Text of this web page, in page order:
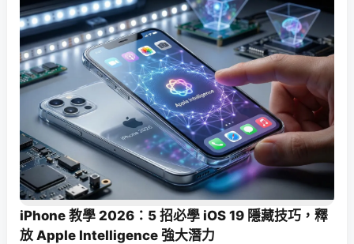
iPhone 教學 2026：5 招必學 iOS 19 隱藏技巧，釋
放 Apple Intelligence 強大潛力